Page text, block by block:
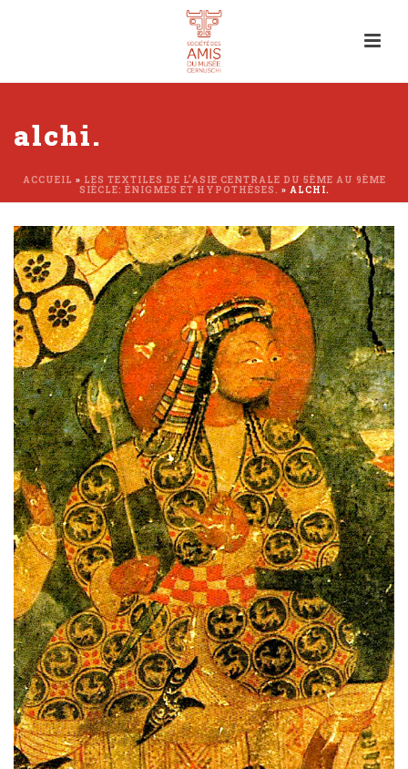
alchi.
ACCUEIL » LES TEXTILES DE L’ASIE CENTRALE DU 5ÈME AU 9ÈME
SIÈCLE: ÉNIGMES ET HYPOTHÈSES. » ALCHI.